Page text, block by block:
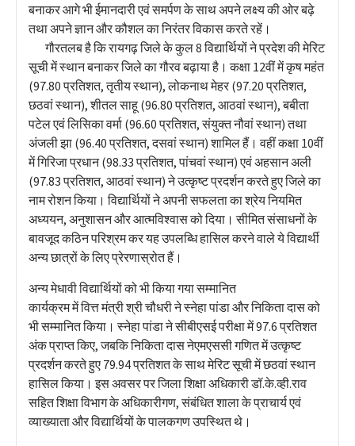
बनाकर आगे भी ईमानदारी एवं समर्पण के साथ अपने लक्ष्य की ओर बढ़े
तथा अपने ज्ञान और कौशल का निरंतर विकास करते रहें।
गौरतलब है कि रायगढ़ जिले के कुल 8 विद्यार्थियों ने प्रदेश की मेरिट
सूची में स्थान बनाकर जिले का गौरव बढ़ाया है। कक्षा 12वीं में कृष महंत
(97.80 प्रतिशत, तृतीय स्थान), लोकनाथ मेहर (97.20 प्रतिशत,
छठवां स्थान), शीतल साहू (96.80 प्रतिशत, आठवां स्थान), बबीता
पटेल एवं लिसिका वर्मा (96.60 प्रतिशत, संयुक्त नौवां स्थान) तथा
अंजली झा (96.40 प्रतिशत, दसवां स्थान) शामिल हैं। वहीं कक्षा 10वीं
में गिरिजा प्रधान (98.33 प्रतिशत, पांचवां स्थान) एवं अहसान अली
(97.83 प्रतिशत, आठवां स्थान) ने उत्कृष्ट प्रदर्शन करते हुए जिले का
नाम रोशन किया। विद्यार्थियों ने अपनी सफलता का श्रेय नियमित
अध्ययन, अनुशासन और आत्मविश्वास को दिया। सीमित संसाधनों के
बावजूद कठिन परिश्रम कर यह उपलब्धि हासिल करने वाले ये विद्यार्थी
अन्य छात्रों के लिए प्रेरणास्रोत हैं।
अन्य मेधावी विद्यार्थियों को भी किया गया सम्मानित
कार्यक्रम में वित्त मंत्री श्री चौधरी ने स्नेहा पांडा और निकिता दास को
भी सम्मानित किया। स्नेहा पांडा ने सीबीएसई परीक्षा में 97.6 प्रतिशत
अंक प्राप्त किए, जबकि निकिता दास नेएमएससी गणित में उत्कृष्ट
प्रदर्शन करते हुए 79.94 प्रतिशत के साथ मेरिट सूची में छठवां स्थान
हासिल किया। इस अवसर पर जिला शिक्षा अधिकारी डॉ.के.व्ही.राव
सहित शिक्षा विभाग के अधिकारीगण, संबंधित शाला के प्राचार्य एवं
व्याख्याता और विद्यार्थियों के पालकगण उपस्थित थे।